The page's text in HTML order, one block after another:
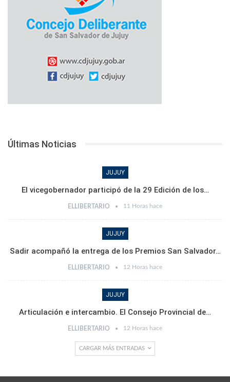
Últimas Noticias
JUJUY
El vicegobernador participó de la 29 Edición de los…
ELLIBERTARIO 11 Horas hace
JUJUY
Sadir acompañó la entrega de los Premios San Salvador…
ELLIBERTARIO 12 Horas hace
JUJUY
Articulación e intercambio. El Consejo Provincial de…
ELLIBERTARIO 12 Horas hace
CARGAR MÁS ENTRADAS